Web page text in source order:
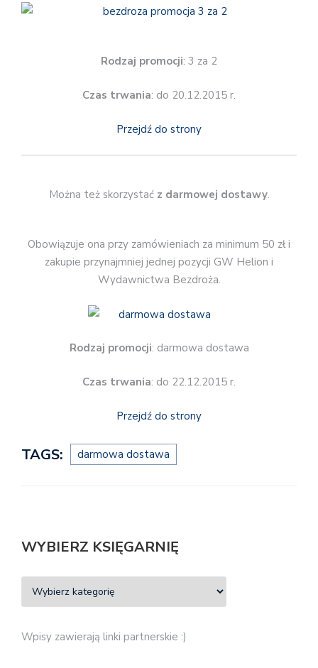
Rodzaj promocji: 3 za 2
Czas trwania: do 20.12.2015 r.
Przejdź do strony
Można też skorzystaćz darmowej dostawy.
Obowiązuje ona przy zamówieniach za minimum 50 zł i
zakupie przynajmniej jednej pozycji GW Helion i
Wydawnictwa Bezdroża.
Rodzaj promocji: darmowa dostawa
Czas trwania: do 22.12.2015 r.
Przejdź do strony
TAGS: darmowa dostawa
WYBIERZ KSIĘGARNIĘ
Wpisy zawierają linki partnerskie :)